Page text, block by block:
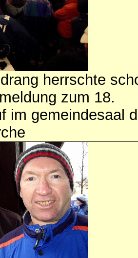
herrschte
zum 18.
im gemeindesaal